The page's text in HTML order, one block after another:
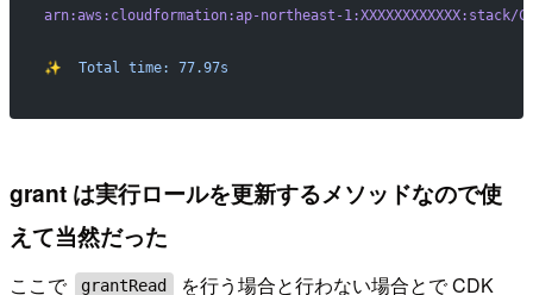
arn:aws:cloudformation:ap-northeast-1:XXXXXXXXXXXX:stack/
✨
  Total
time: 77.97s
grant は実行ロールを更新するメソッドなので使
えて当然だった
ここで grantRead
を行う場合と行わない場合とで CDK